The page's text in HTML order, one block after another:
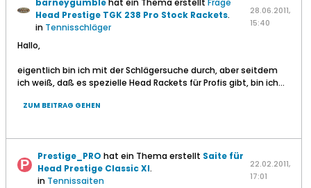
barneygumblehat ein Thema erstellt Frage
Head Prestige TGK 238 Pro Stock Rackets.
in Tennisschläger
28.06.2011,
15:40
Hallo,
eigentlich bin ich mit der Schlägersuche durch, aber seitdem
ich weiß, daß es spezielle Head Rackets für Profis gibt, bin ich...
ZUM BEITRAG GEHEN
Prestige_PRO hat ein Thema erstellt Saite für
Head Prestige Classic Xl.
in Tennissaiten
22.02.2011,
17:01